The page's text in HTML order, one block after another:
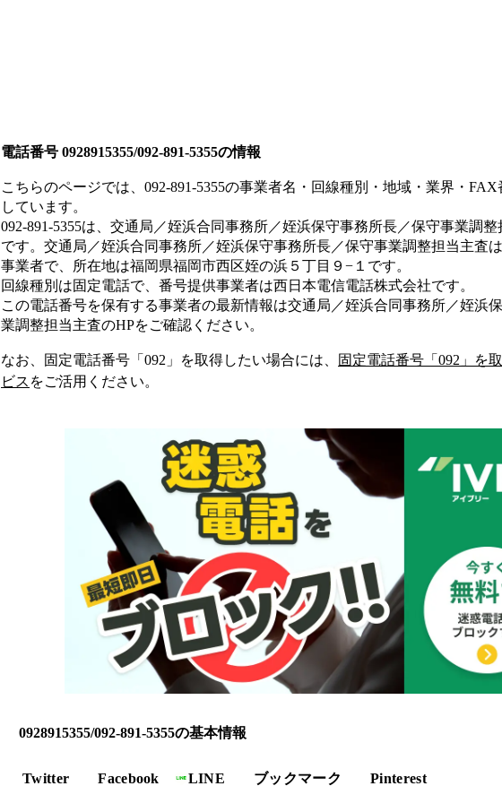
電話番号 0928915355/092-891-5355の情報
こちらのページでは、 092-891-5355の事業者名・回線種別・地域・業界・
しています。
092-891-5355は、 交通局／姪浜合同事務所／姪浜保守事務所長／保守事業調整
です。 交通局／姪浜合同事務所／姪浜保守事務所長／保守事業調整担当主査は
事業者で、所在地は福岡県福岡市西区姪の浜５丁目９−１ です。
回線種別は固定電話で、番号提供事業者は西日本電信電話株式会社です。
この電話番号を保有する事業者の最新情報は交通局／姪浜合同事務所／姪浜
業調整担当主査のHPをご確認ください。
なお、固定電話番号「 092 」を取得したい場合には、 固定電話番号「 092 」を
ビス をご活用ください。
0928915355/092-891-5355の基本情報
Twitter Facebook LINE ブックマーク Pinterest